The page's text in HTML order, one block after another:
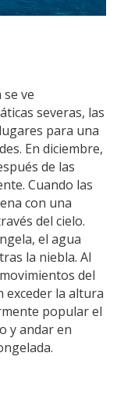
ve
severas, las
para una
En diciembre,
de las
Cuando las
con una
del cielo.
el agua
la niebla. Al
del
exceder la altura
popular el
y andar en